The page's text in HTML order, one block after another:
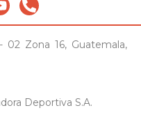
02 Zona 16, Guatemala,
Deportiva S.A.